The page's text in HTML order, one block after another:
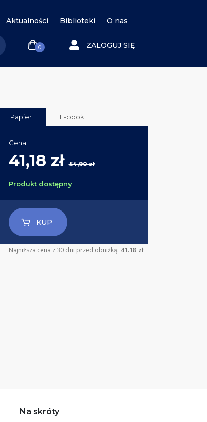
Aktualności Biblioteki O nas
0 ZALOGUJ SIĘ
Papier E-book
Cena:
41,18 zł54,90 zł
Produkt dostępny
KUP
Najniższa cena z 30 dni przed obniżką: 41.18 zł
Na skróty